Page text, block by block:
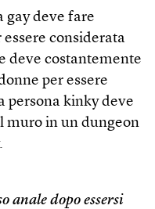
gay deve fare
essere considerata
deve costantemente
per essere
persona kinky deve
muro in un dungeon
anale dopo essersi